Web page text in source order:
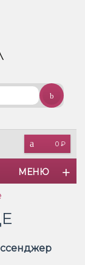
0 ₽
МЕНЮ